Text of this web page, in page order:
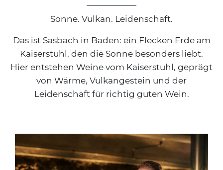
Sonne. Vulkan. Leidenschaft.
Das ist Sasbach in Baden: ein Flecken Erde am
Kaiserstuhl, den die Sonne besonders liebt.
Hier entstehen Weine vom Kaiserstuhl, geprägt
von Wärme, Vulkangestein und der
Leidenschaft für richtig guten Wein.